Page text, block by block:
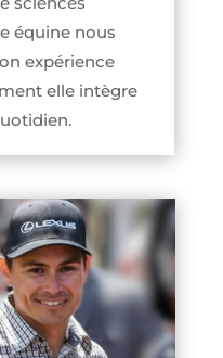
équine nous
expérience
elle intègre